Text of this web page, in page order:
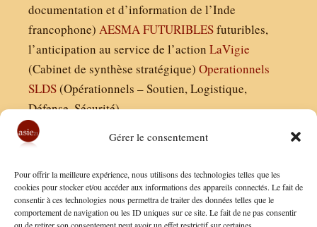
Gérer le consentement
Pour offrir la meilleure expérience, nous utilisons des technologies telles que les
cookies pour stocker et/ou accéder aux informations des appareils connectés. Le fait de
consentir à ces technologies nous permettra de traiter des données telles que le
comportement de navigation ou les ID uniques sur ce site. Le fait de ne pas consentir
documentation et d’information de l’Inde
francophone) AESMAFUTURIBLESfuturibles,
l’anticipation au service de l’action LaVigie
(Cabinet de synthèse stratégique) Operationnels
SLDS(Opérationnels – Soutien, Logistique,
Défense, Sécurité)
Finaldées EURL
Siège social : 13 avenue Boudon, 75016, Paris